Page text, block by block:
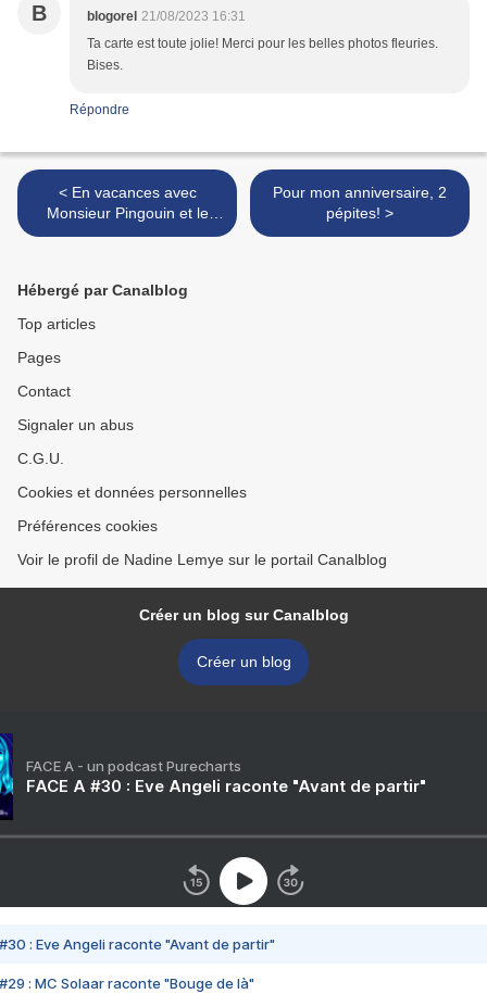
B blogorel 21/08/2023 16:31
Ta carte est toute jolie! Merci pour les belles photos fleuries.
Bises.
Répondre
< En vacances avec
Monsieur Pingouin et le
CBBB...Etape n°5: le
Pour mon anniversaire, 2
pépites! >
Hébergé par Canalblog
Top articles
Pages
Contact
Signaler un abus
C.G.U.
Cookies et données personnelles
Préférences cookies
Voir le profil de Nadine Lemye sur le portail Canalblog
Créer un blog sur Canalblog
Créer un blog
FACE A - un podcast Purecharts
FACE A #30 : Eve Angeli raconte "Avant de partir"
#30 : Eve Angeli raconte "Avant de partir"
#29 : MC Solaar raconte "Bouge de là"